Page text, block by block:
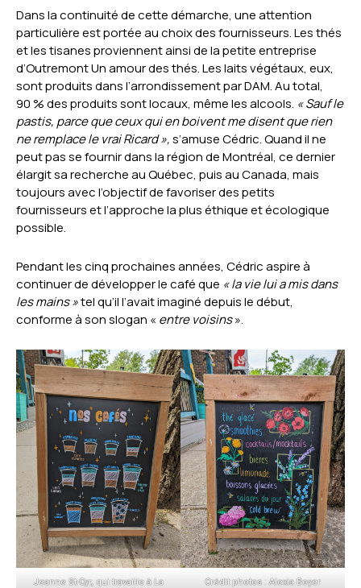
Dans la continuité de cette démarche, une attention
particulière est portée au choix des fournisseurs. Les thés
et les tisanes proviennent ainsi de la petite entreprise
d’Outremont Un amour des thés. Les laits végétaux, eux,
sont produits dans l’arrondissement par DAM. Au total,
90 % des produits sont locaux, même les alcools. «Sauf le
pastis, parce que ceux qui en boivent me disent que rien
ne remplace le vrai Ricard»,s’amuse Cédric. Quand il ne
peut pas se fournir dans la région de Montréal, ce dernier
élargit sa recherche au Québec, puis au Canada, mais
toujours avec l’objectif de favoriser des petits
fournisseurs et l’approche la plus éthique et écologique
possible.
Pendant les cinq prochaines années, Cédric aspire à
continuer de développer le café que «la vie lui a mis dans
les mains»tel qu’il l’avait imaginé depuis le début,
conforme à son slogan « entre voisins».
Jeanne St-Cyr, qui travaille à La
Crédit photos : Alexia Boyer